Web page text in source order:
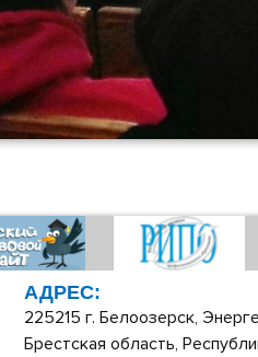
АДРЕС:
225215 г. Белоозерск,
Брестская область,